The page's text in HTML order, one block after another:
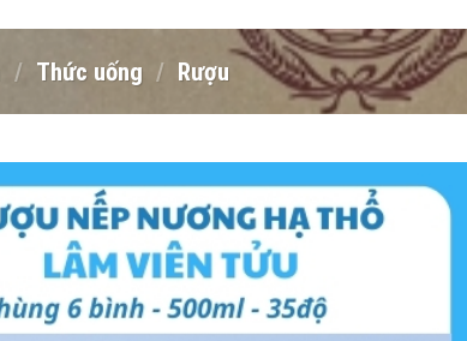
/ Thức uống / Rượu